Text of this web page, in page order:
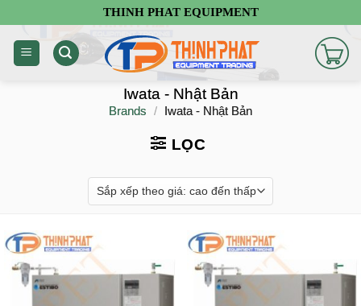
đến
dung
THINH PHAT EQUIPMENT
Iwata - Nhật Bản
Brands / Iwata - Nhật Bản
LỌC